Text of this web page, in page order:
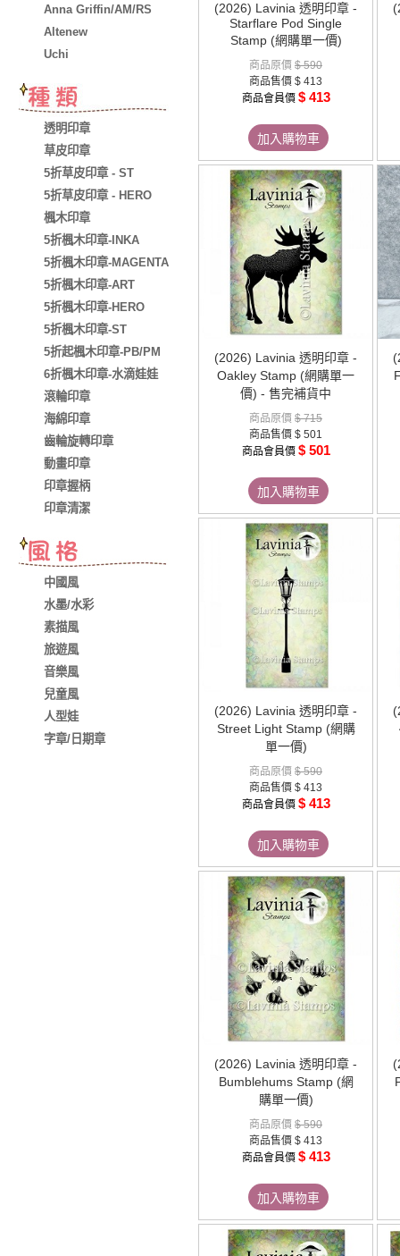
Anna Griffin/AM/RS
Altenew
Uchi
透明印章
草皮印章
5折草皮印章 - ST
5折草皮印章 - HERO
楓木印章
5折楓木印章-INKA
5折楓木印章-MAGENTA
5折楓木印章-ART
5折楓木印章-HERO
5折楓木印章-ST
5折起楓木印章-PB/PM
6折楓木印章-水滴娃娃
滾輪印章
海綿印章
齒輪旋轉印章
動畫印章
印章握柄
印章清潔
中國風
水墨/水彩
素描風
旅遊風
音樂風
兒童風
人型娃
字章/日期章
(2026) Lavinia 透明印章 -
Starflare Pod Single
Stamp (網購單一價)
商品原價 $ 590
商品售價 $ 413
商品會員價 $ 413
加入購物車
(2026) Lavinia 透明印章 -
Oakley Stamp (網購單一
價) - 售完補貨中
商品原價 $ 715
商品售價 $ 501
商品會員價 $ 501
加入購物車
(2026) Lavinia 透明印章 -
Street Light Stamp (網購
單一價)
商品原價 $ 590
商品售價 $ 413
商品會員價 $ 413
加入購物車
(2026) Lavinia 透明印章 -
Bumblehums Stamp (網
購單一價)
商品原價 $ 590
商品售價 $ 413
商品會員價 $ 413
加入購物車